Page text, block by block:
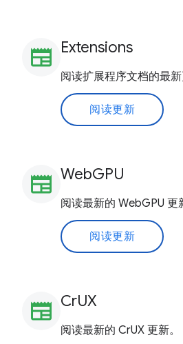
newspaper Extensions
阅读扩展程序文档的最新
阅读更新
newspaper WebGPU
阅读最新的 WebGPU 更
阅读更新
newspaper CrUX
阅读最新的 CrUX 更新。